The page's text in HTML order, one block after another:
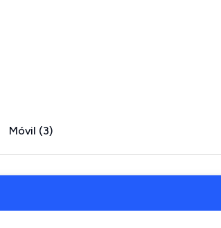
Móvil (3)